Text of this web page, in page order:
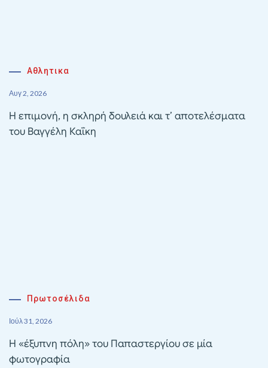
Αθλητικα
Αυγ 2, 2026
Η επιμονή, η σκληρή δουλειά και τ’ αποτελέσματα
του Βαγγέλη Καΐκη
Πρωτοσέλιδα
Ιούλ 31, 2026
Η «έξυπνη πόλη» του Παπαστεργίου σε μία
φωτογραφία